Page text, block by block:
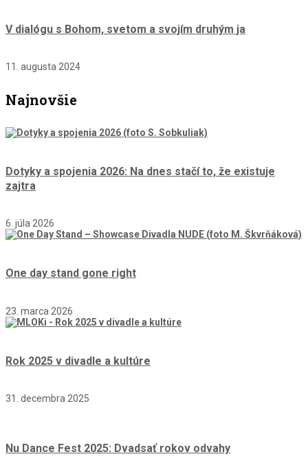
V dialógu s Bohom, svetom a svojím druhým ja
11. augusta 2024
Najnovšie
Dotyky a spojenia 2026: Na dnes stačí to, že existuje
zajtra
6. júla 2026
One day stand gone right
23. marca 2026
Rok 2025 v divadle a kultúre
31. decembra 2025
Nu Dance Fest 2025: Dvadsať rokov odvahy